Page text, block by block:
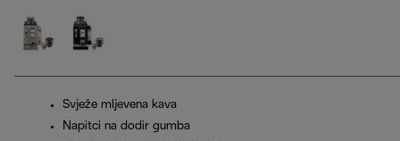
Svježe mljevena kava
Napitci na dodir gumba